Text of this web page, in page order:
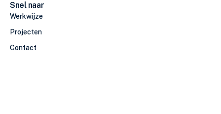
Snel naar
Werkwijze
Projecten
Contact